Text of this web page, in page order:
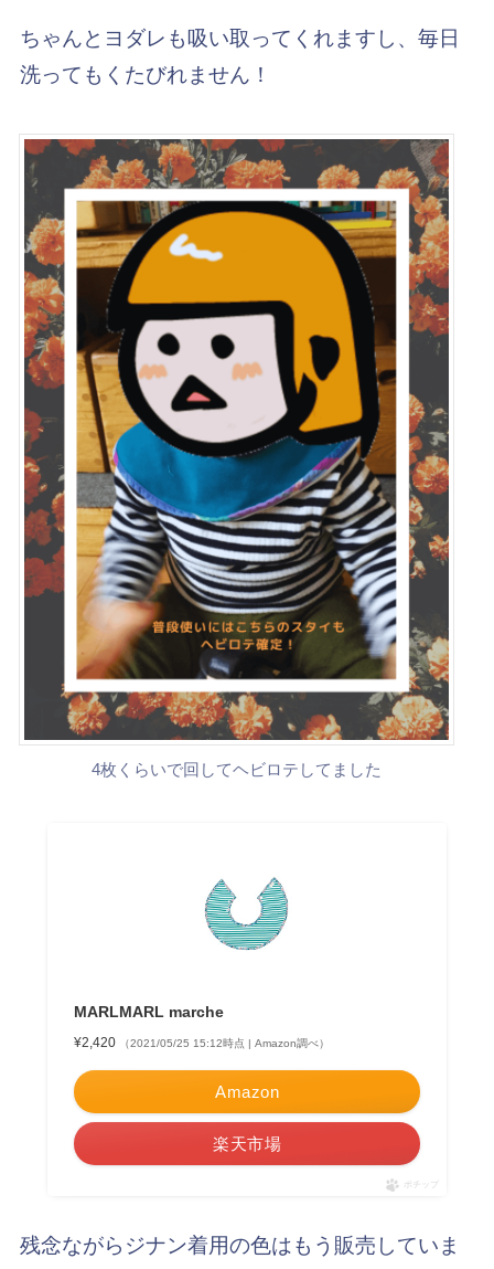
ちゃんとヨダレも吸い取ってくれますし、毎日
洗ってもくたびれません！
4枚くらいで回してヘビロテしてました
MARLMARL marche
¥2,420 （2021/05/25 15:12時点 | Amazon調べ）
Amazon
楽天市場
ポチップ
残念ながらジナン着用の色はもう販売していま